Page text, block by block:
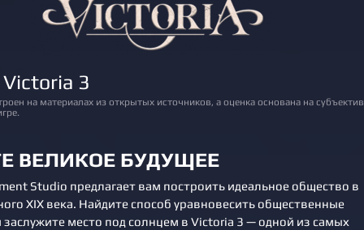
Victoria 3
ВЕЛИКОЕ БУДУЩЕЕ
Studio предлагает вам построить идеальное общество в
XIX века. Найдите способ уравновесить общественные
место под солнцем в Victoria 3 — одной из самых